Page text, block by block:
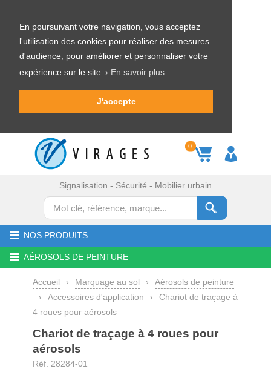
En poursuivant votre navigation, vous acceptez
l'utilisation des cookies pour réaliser des mesures
d'audience, pour améliorer et personnaliser votre
expérience sur le site › En savoir plus
J'accepte
0
Signalisation - Sécurité - Mobilier urbain
NOS PRODUITS
AÉROSOLS DE PEINTURE
Accueil › Marquage au sol ›
Aérosols de peinture
›
Accessoires d'application ›
Chariot de traçage à
4 roues pour aérosols
Chariot de traçage à 4 roues pour
aérosols
Réf. 28284-01